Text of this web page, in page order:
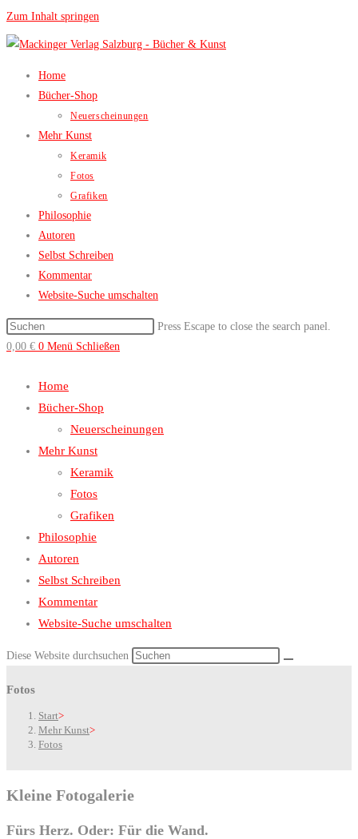
Zum Inhalt springen
Home
Bücher-Shop
Neuerscheinungen
Mehr Kunst
Keramik
Fotos
Grafiken
Philosophie
Autoren
Selbst Schreiben
Kommentar
Website-Suche umschalten
Press Escape to close the search panel.
0,00 € 0 Menü Schließen
Home
Bücher-Shop
Neuerscheinungen
Mehr Kunst
Keramik
Fotos
Grafiken
Philosophie
Autoren
Selbst Schreiben
Kommentar
Website-Suche umschalten
Diese Website durchsuchen
Fotos
Start>
Mehr Kunst>
Fotos
Kleine Fotogalerie
Fürs Herz. Oder: Für die Wand.